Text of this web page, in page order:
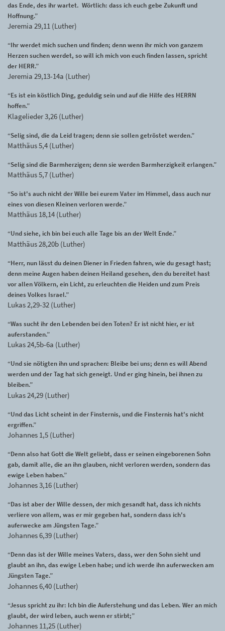
das Ende, des ihr wartet. Wörtlich: dass ich euch gebe Zukunft und
Hoffnung.”
Jeremia 29,11 (Luther)
“Ihr werdet mich suchen und finden; denn wenn ihr mich von ganzem
Herzen suchen werdet, so will ich mich von euch finden lassen, spricht
der HERR.”
Jeremia 29,13-14a (Luther)
“Es ist ein köstlich Ding, geduldig sein und auf die Hilfe des HERRN
hoffen.”
Klagelieder 3,26 (Luther)
“Selig sind, die da Leid tragen; denn sie sollen getröstet werden.”
Matthäus 5,4 (Luther)
“Selig sind die Barmherzigen; denn sie werden Barmherzigkeit erlangen.”
Matthäus 5,7 (Luther)
“So ist's auch nicht der Wille bei eurem Vater im Himmel, dass auch nur
eines von diesen Kleinen verloren werde.”
Matthäus 18,14 (Luther)
“Und siehe, ich bin bei euch alle Tage bis an der Welt Ende.”
Matthäus 28,20b (Luther)
“Herr, nun lässt du deinen Diener in Frieden fahren, wie du gesagt hast;
denn meine Augen haben deinen Heiland gesehen, den du bereitet hast
vor allen Völkern, ein Licht, zu erleuchten die Heiden und zum Preis
deines Volkes Israel.”
Lukas 2,29-32 (Luther)
“Was sucht ihr den Lebenden bei den Toten? Er ist nicht hier, er ist
auferstanden.”
Lukas 24,5b-6a (Luther)
“Und sie nötigten ihn und sprachen: Bleibe bei uns; denn es will Abend
werden und der Tag hat sich geneigt. Und er ging hinein, bei ihnen zu
bleiben.”
Lukas 24,29 (Luther)
“Und das Licht scheint in der Finsternis, und die Finsternis hat's nicht
ergriffen.”
Johannes 1,5 (Luther)
“Denn also hat Gott die Welt geliebt, dass er seinen eingeborenen Sohn
gab, damit alle, die an ihn glauben, nicht verloren werden, sondern das
ewige Leben haben.”
Johannes 3,16 (Luther)
“Das ist aber der Wille dessen, der mich gesandt hat, dass ich nichts
verliere von allem, was er mir gegeben hat, sondern dass ich's
auferwecke am Jüngsten Tage.”
Johannes 6,39 (Luther)
“Denn das ist der Wille meines Vaters, dass, wer den Sohn sieht und
glaubt an ihn, das ewige Leben habe; und ich werde ihn auferwecken am
Jüngsten Tage.”
Johannes 6,40 (Luther)
“Jesus spricht zu ihr: Ich bin die Auferstehung und das Leben. Wer an mich
glaubt, der wird leben, auch wenn er stirbt;”
Johannes 11,25 (Luther)